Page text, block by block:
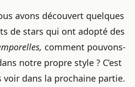
avons découvert quelques
de stars qui ont adopté des
comment pouvons-
notre propre style ? C’est
voir dans la prochaine partie.